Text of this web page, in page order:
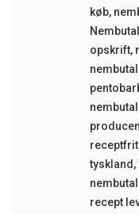
køb,
opskrift,
tyskland,
recept